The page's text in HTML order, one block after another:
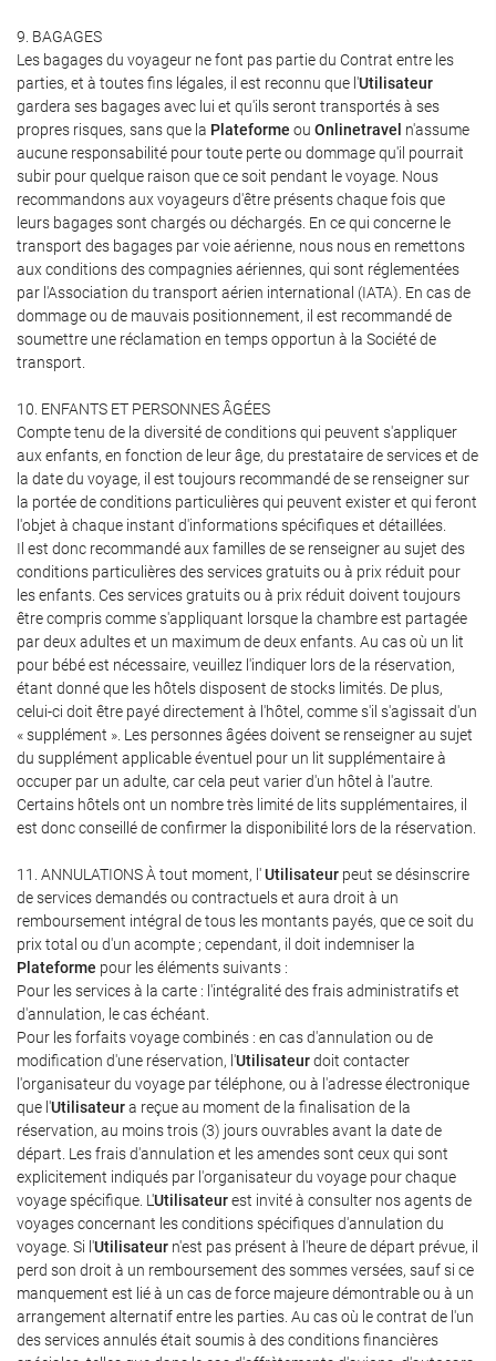
9. BAGAGES
Les bagages du voyageur ne font pas partie du Contrat entre les
parties, et à toutes fins légales, il est reconnu que l'Utilisateur
gardera ses bagages avec lui et qu'ils seront transportés à ses
propres risques, sans que la Plateforme ou Onlinetravel n'assume
aucune responsabilité pour toute perte ou dommage qu'il pourrait
subir pour quelque raison que ce soit pendant le voyage. Nous
recommandons aux voyageurs d'être présents chaque fois que
leurs bagages sont chargés ou déchargés. En ce qui concerne le
transport des bagages par voie aérienne, nous nous en remettons
aux conditions des compagnies aériennes, qui sont réglementées
par l'Association du transport aérien international (IATA). En cas de
dommage ou de mauvais positionnement, il est recommandé de
soumettre une réclamation en temps opportun à la Société de
transport.
10. ENFANTS ET PERSONNES ÂGÉES
Compte tenu de la diversité de conditions qui peuvent s'appliquer
aux enfants, en fonction de leur âge, du prestataire de services et de
la date du voyage, il est toujours recommandé de se renseigner sur
la portée de conditions particulières qui peuvent exister et qui feront
l'objet à chaque instant d'informations spécifiques et détaillées.
Il est donc recommandé aux familles de se renseigner au sujet des
conditions particulières des services gratuits ou à prix réduit pour
les enfants. Ces services gratuits ou à prix réduit doivent toujours
être compris comme s'appliquant lorsque la chambre est partagée
par deux adultes et un maximum de deux enfants. Au cas où un lit
pour bébé est nécessaire, veuillez l'indiquer lors de la réservation,
étant donné que les hôtels disposent de stocks limités. De plus,
celui-ci doit être payé directement à l'hôtel, comme s'il s'agissait d'un
« supplément ». Les personnes âgées doivent se renseigner au sujet
du supplément applicable éventuel pour un lit supplémentaire à
occuper par un adulte, car cela peut varier d'un hôtel à l'autre.
Certains hôtels ont un nombre très limité de lits supplémentaires, il
est donc conseillé de confirmer la disponibilité lors de la réservation.
11. ANNULATIONS À tout moment, l'Utilisateur peut se désinscrire
de services demandés ou contractuels et aura droit à un
remboursement intégral de tous les montants payés, que ce soit du
prix total ou d'un acompte ; cependant, il doit indemniser la
Plateforme pour les éléments suivants :
Pour les services à la carte : l'intégralité des frais administratifs et
d'annulation, le cas échéant.
Pour les forfaits voyage combinés : en cas d'annulation ou de
modification d'une réservation, l'Utilisateurdoit contacter
l'organisateur du voyage par téléphone, ou à l'adresse électronique
que l'Utilisateura reçue au moment de la finalisation de la
réservation, au moins trois (3) jours ouvrables avant la date de
départ. Les frais d'annulation et les amendes sont ceux qui sont
explicitement indiqués par l'organisateur du voyage pour chaque
voyage spécifique. L'Utilisateurest invité à consulter nos agents de
voyages concernant les conditions spécifiques d'annulation du
voyage. Si l'Utilisateur n'est pas présent à l'heure de départ prévue, il
perd son droit à un remboursement des sommes versées, sauf si ce
manquement est lié à un cas de force majeure démontrable ou à un
arrangement alternatif entre les parties. Au cas où le contrat de l'un
des services annulés était soumis à des conditions financières